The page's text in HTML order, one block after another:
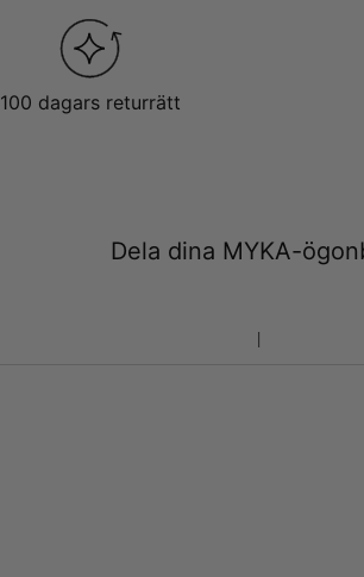
100 dagars returrätt
Dela dina MYKA-